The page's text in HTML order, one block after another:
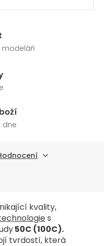
dne
kvality,
s
50C (100C).
tvrdostí, která